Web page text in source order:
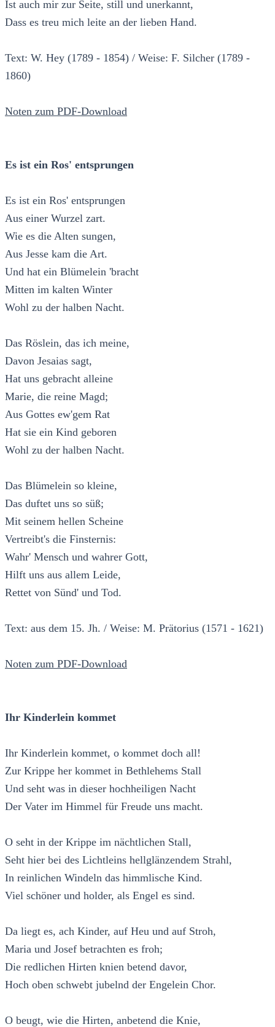
Ist auch mir zur Seite, still und unerkannt,
Dass es treu mich leite an der lieben Hand.
Text: W. Hey (1789 - 1854) / Weise: F. Silcher (1789 -
1860)
Noten zum PDF-Download
Es ist ein Ros' entsprungen
Es ist ein Ros' entsprungen
Aus einer Wurzel zart.
Wie es die Alten sungen,
Aus Jesse kam die Art.
Und hat ein Blümelein 'bracht
Mitten im kalten Winter
Wohl zu der halben Nacht.
Das Röslein, das ich meine,
Davon Jesaias sagt,
Hat uns gebracht alleine
Marie, die reine Magd;
Aus Gottes ew'gem Rat
Hat sie ein Kind geboren
Wohl zu der halben Nacht.
Das Blümelein so kleine,
Das duftet uns so süß;
Mit seinem hellen Scheine
Vertreibt's die Finsternis:
Wahr' Mensch und wahrer Gott,
Hilft uns aus allem Leide,
Rettet von Sünd' und Tod.
Text: aus dem 15. Jh. / Weise: M. Prätorius (1571 - 1621)
Noten zum PDF-Download
Ihr Kinderlein kommet
Ihr Kinderlein kommet, o kommet doch all!
Zur Krippe her kommet in Bethlehems Stall
Und seht was in dieser hochheiligen Nacht
Der Vater im Himmel für Freude uns macht.
O seht in der Krippe im nächtlichen Stall,
Seht hier bei des Lichtleins hellglänzendem Strahl,
In reinlichen Windeln das himmlische Kind.
Viel schöner und holder, als Engel es sind.
Da liegt es, ach Kinder, auf Heu und auf Stroh,
Maria und Josef betrachten es froh;
Die redlichen Hirten knien betend davor,
Hoch oben schwebt jubelnd der Engelein Chor.
O beugt, wie die Hirten, anbetend die Knie,